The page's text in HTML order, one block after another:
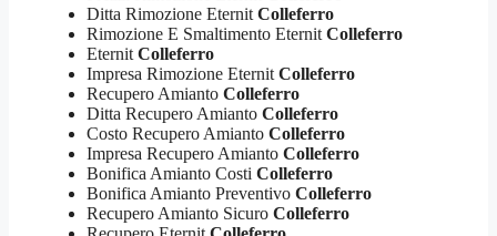
Ditta Rimozione Eternit Colleferro
Rimozione E Smaltimento Eternit Colleferro
Eternit Colleferro
Impresa Rimozione Eternit Colleferro
Recupero Amianto Colleferro
Ditta Recupero Amianto Colleferro
Costo Recupero Amianto Colleferro
Impresa Recupero Amianto Colleferro
Bonifica Amianto Costi Colleferro
Bonifica Amianto Preventivo Colleferro
Recupero Amianto Sicuro Colleferro